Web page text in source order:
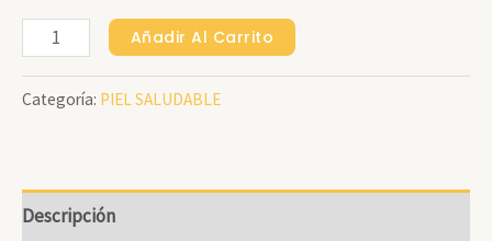
CREMA
Facial
X
Añadir Al Carrito
Categoría: PIEL SALUDABLE
Descripción